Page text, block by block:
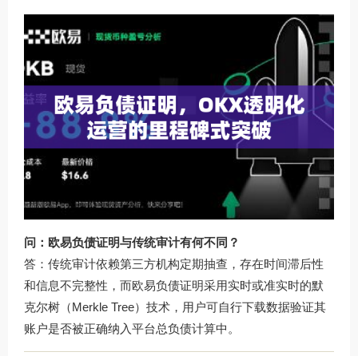
问：欧易负债证明与传统审计有何不同？
答：传统审计依赖第三方机构定期抽查，存在时间滞后性
和信息不完整性，而欧易负债证明采用实时或准实时的默
克尔树（Merkle Tree）技术，用户可自行下载数据验证其
账户是否被正确纳入平台总负债计算中。